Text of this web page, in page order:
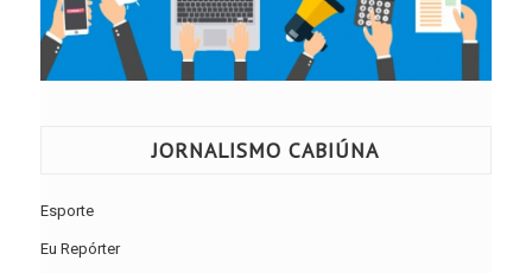
JORNALISMO CABIÚNA
Esporte
Eu Repórter